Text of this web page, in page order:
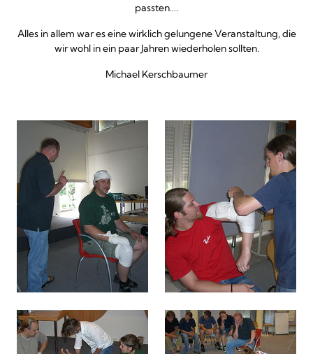
passten….
Alles in allem war es eine wirklich gelungene Veranstaltung, die
wir wohl in ein paar Jahren wiederholen sollten.
Michael Kerschbaumer